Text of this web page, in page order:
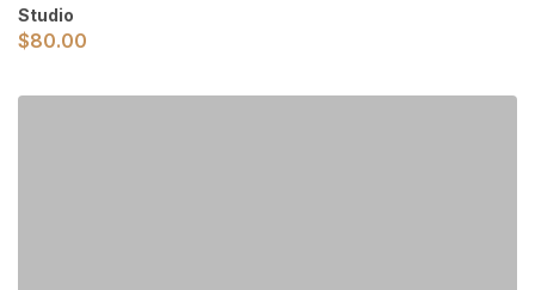
Studio
$80.00